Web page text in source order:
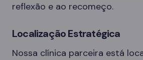
reflexão e ao recomeço.
Localização Estratégica
Nossa clínica parceira está